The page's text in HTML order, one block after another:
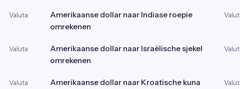
Valuta
Amerikaanse dollar naar Indiase roepie
omrekenen
Valuta
Amerikaanse dollar naar Israëlische sjekel
omrekenen
Valuta
Amerikaanse dollar naar Kroatische kuna